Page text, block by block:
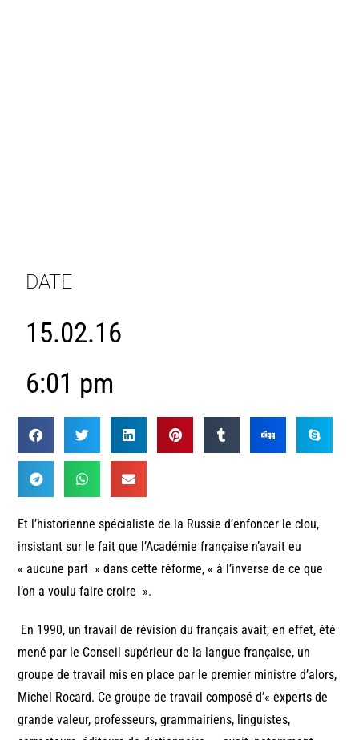
DATE
15.02.16
6:01 pm
Et l’historienne spécialiste de la Russie d’enfoncer le clou,
insistant sur le fait que l’Académie française n’avait eu
« aucune part » dans cette réforme, « à l’inverse de ce que
l’on a voulu faire croire ».
En 1990, un travail de révision du français avait, en effet, été
mené par le Conseil supérieur de la langue française, un
groupe de travail mis en place par le premier ministre d’alors,
Michel Rocard. Ce groupe de travail composé d’« experts de
grande valeur, professeurs, grammairiens, linguistes,